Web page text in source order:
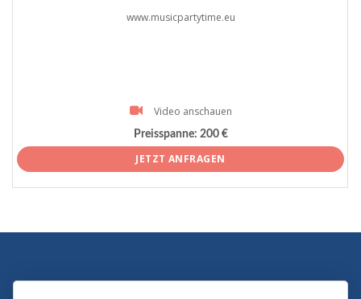
www.musicpartytime.eu
Video anschauen
Preisspanne: 200 €
JETZT ANFRAGEN